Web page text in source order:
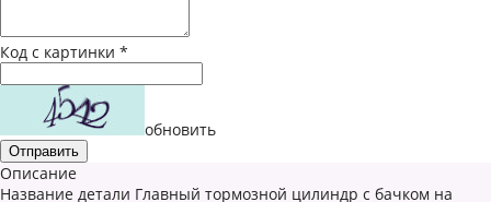
Код с картинки *
обновить
Описание
Название детали Главный тормозной цилиндр с бачком на